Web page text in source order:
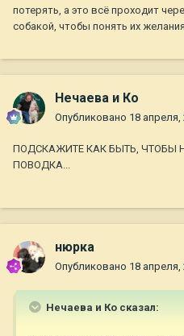
потерять, а это всё проходит
собакой, чтобы понять их
Нечаева и Ко
Опубликовано 18 апреля,
ПОДСКАЖИТЕ КАК БЫТЬ, ЧТОБЫ
ПОВОДКА...
нюрка
Опубликовано 18 апреля,
Нечаева и Ко сказал: